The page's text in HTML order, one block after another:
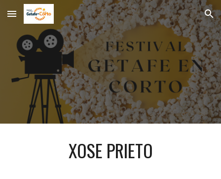
Skip to main content Skip to navigation
XOSE PRIETO